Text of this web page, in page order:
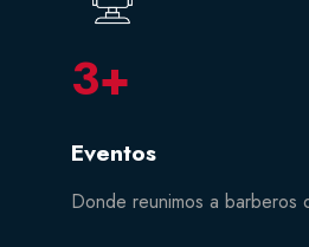
3+
Eventos
Donde reunimos a barberos